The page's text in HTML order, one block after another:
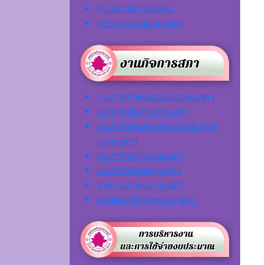
กองสวัสดิการสังคม
หน่วยตรวจสอบภายใน
ประกาศกำหนดสมัยประชุมสภา
ประกาศเรียกประชุมสภา
ประกาศเชิญชวนเข้าร่วมฟังการ
ประชุมสภา
ประกาศเปิดประชุมสภา
ประกาศปิดประชุมสภา
รายงานการประชุมสภา
ระเบียบ/ข้อกฎหมาย/พรบ.